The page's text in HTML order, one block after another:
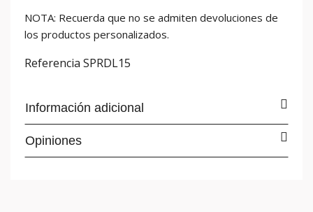
NOTA: Recuerda que no se admiten devoluciones de
los productos personalizados.
Referencia SPRDL15
Información adicional
Opiniones